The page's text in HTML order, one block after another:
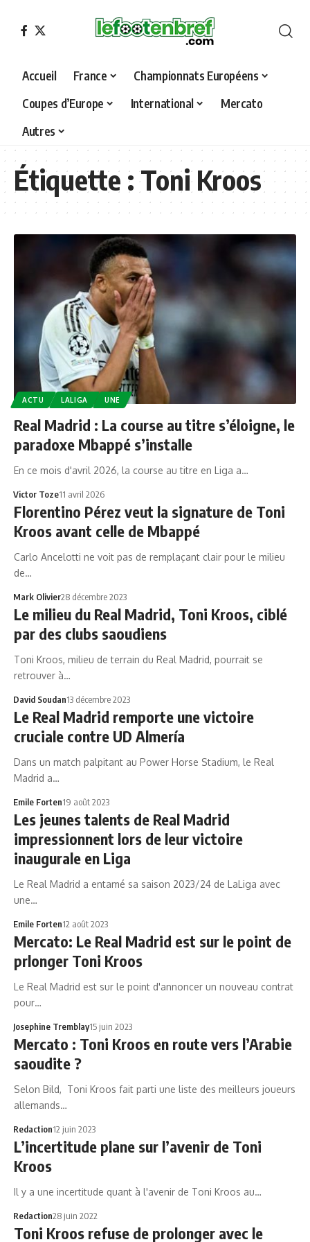
Accueil France
Championnats Européens
Coupes d’Europe
International
Mercato
Autres
Étiquette :Toni Kroos
ACTU LALIGA UNE
Real Madrid : La course au titre s’éloigne, le
paradoxe Mbappé s’installe
En ce mois d'avril 2026, la course au titre en Liga a…
Victor Toze11 avril 2026
Florentino Pérez veut la signature de Toni
Kroos avant celle de Mbappé
Carlo Ancelotti ne voit pas de remplaçant clair pour le milieu
de…
Mark Olivier28 décembre 2023
Le milieu du Real Madrid, Toni Kroos, ciblé
par des clubs saoudiens
Toni Kroos, milieu de terrain du Real Madrid, pourrait se
retrouver à…
David Soudan13 décembre 2023
Le Real Madrid remporte une victoire
cruciale contre UD Almería
Dans un match palpitant au Power Horse Stadium, le Real
Madrid a…
Emile Forten19 août 2023
Les jeunes talents de Real Madrid
impressionnent lors de leur victoire
inaugurale en Liga
Le Real Madrid a entamé sa saison 2023/24 de LaLiga avec
une…
Emile Forten12 août 2023
Mercato: Le Real Madrid est sur le point de
prlonger Toni Kroos
Le Real Madrid est sur le point d'annoncer un nouveau contrat
pour…
Josephine Tremblay15 juin 2023
Mercato : Toni Kroos en route vers l’Arabie
saoudite ?
Selon Bild, Toni Kroos fait parti une liste des meilleurs joueurs
allemands…
Redaction12 juin 2023
L’incertitude plane sur l’avenir de Toni
Kroos
Il y a une incertitude quant à l'avenir de Toni Kroos au…
Redaction28 juin 2022
Toni Kroos refuse de prolonger avec le